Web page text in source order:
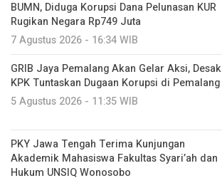
BUMN, Diduga Korupsi Dana Pelunasan KUR
Rugikan Negara Rp749 Juta
7 Agustus 2026 - 16:34 WIB
GRIB Jaya Pemalang Akan Gelar Aksi, Desak
KPK Tuntaskan Dugaan Korupsi di Pemalang
5 Agustus 2026 - 11:35 WIB
PKY Jawa Tengah Terima Kunjungan
Akademik Mahasiswa Fakultas Syari’ah dan
Hukum UNSIQ Wonosobo